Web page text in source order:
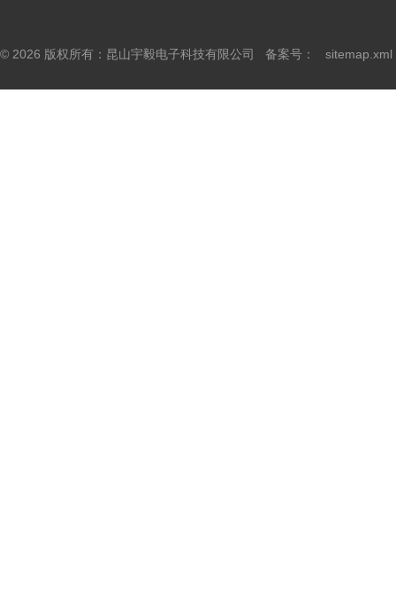
© 2026 版权所有：昆山宇毅电子科技有限公司 备案号： sitemap.xml